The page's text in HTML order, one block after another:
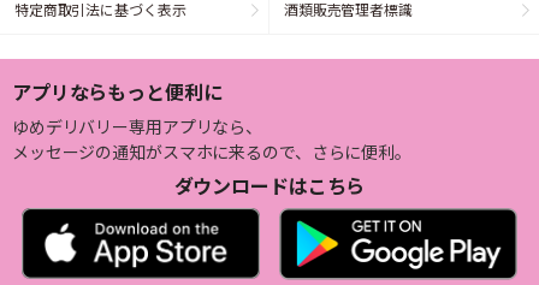
特定商取引法に基づく表示 酒類販売管理者標識
アプリならもっと便利に
ゆめデリバリー専用アプリなら、
メッセージの通知がスマホに来るので、さらに便利。
ダウンロードはこちら